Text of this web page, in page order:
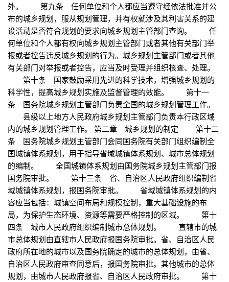
外。 第九条 任何单位和个人都应当遵守经依法批准并公
布的城乡规划，服从规划管理，并有权就涉及其利害关系的建
设活动是否符合规划的要求向城乡规划主管部门查询。 任
何单位和个人都有权向城乡规划主管部门或者其他有关部门举
报或者控告违反城乡规划的行为。城乡规划主管部门或者其他
有关部门对举报或者控告，应当及时受理并组织核查、处理。
第十条 国家鼓励采用先进的科学技术，增强城乡规划的
科学性，提高城乡规划实施及监督管理的效能。 第十一
条 国务院城乡规划主管部门负责全国的城乡规划管理工作。
县级以上地方人民政府城乡规划主管部门负责本行政区域
内的城乡规划管理工作。 第二章 城乡规划的制定 第十二
条 国务院城乡规划主管部门会同国务院有关部门组织编制全
国城镇体系规划，用于指导省域城镇体系规划、城市总体规划
的编制。 全国城镇体系规划由国务院城乡规划主管部门报
国务院审批。 第十三条 省、自治区人民政府组织编制省
域城镇体系规划，报国务院审批。 省域城镇体系规划的内
容应当包括：城镇空间布局和规模控制，重大基础设施的布
局，为保护生态环境、资源等需要严格控制的区域。 第十
四条 城市人民政府组织编制城市总体规划。 直辖市的城
市总体规划由直辖市人民政府报国务院审批。省、自治区人民
政府所在地的城市以及国务院确定的城市的总体规划，由省、
自治区人民政府审查同意后，报国务院审批。其他城市的总体
规划，由城市人民政府报省、自治区人民政府审批。 第十